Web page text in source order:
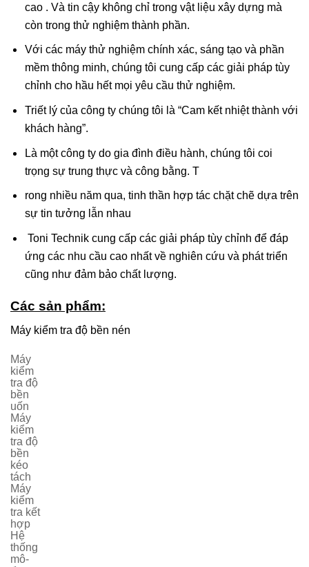
cao . Và tin cậy không chỉ trong vật liệu xây dựng mà
còn trong thử nghiệm thành phần.
Với các máy thử nghiệm chính xác, sáng tạo và phần
mềm thông minh, chúng tôi cung cấp các giải pháp tùy
chỉnh cho hầu hết mọi yêu cầu thử nghiệm.
Triết lý của công ty chúng tôi là “Cam kết nhiệt thành với
khách hàng”.
Là một công ty do gia đình điều hành, chúng tôi coi
trọng sự trung thực và công bằng. T
rong nhiều năm qua, tinh thần hợp tác chặt chẽ dựa trên
sự tin tưởng lẫn nhau
Toni Technik cung cấp các giải pháp tùy chỉnh để đáp
ứng các nhu cầu cao nhất về nghiên cứu và phát triển
cũng như đảm bảo chất lượng.
Các sản phẩm:
Máy kiểm tra độ bền nén
Máy
kiểm
tra độ
bền
uốn
Máy
kiểm
tra độ
bền
kéo
tách
Máy
kiểm
tra kết
hợp
Hệ
thống
mô-